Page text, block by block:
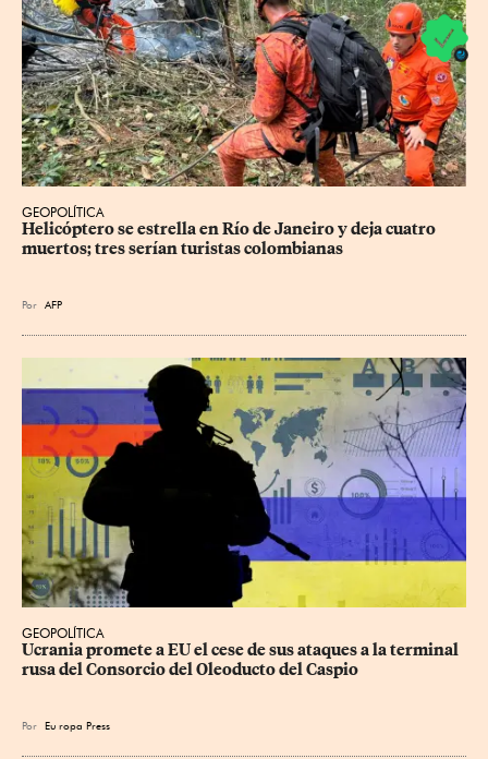
GEOPOLÍTICA
Helicóptero se estrella en Río de Janeiro y deja cuatro
muertos; tres serían turistas colombianas
Por AFP
GEOPOLÍTICA
Ucrania promete a EU el cese de sus ataques a la terminal
rusa del Consorcio del Oleoducto del Caspio
Por Eu ropa Press